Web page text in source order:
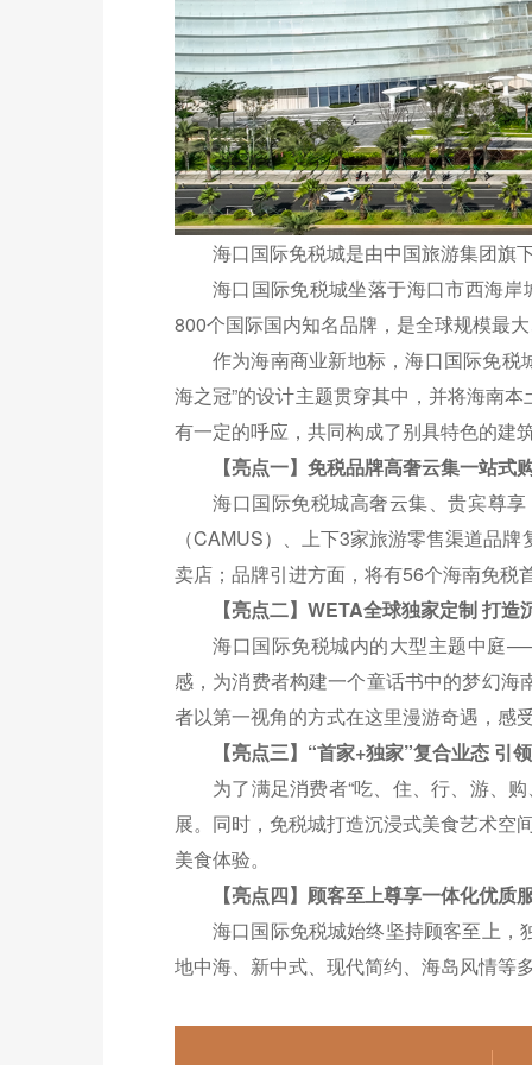
海口国际免税城是由中国旅游集团旗
海口国际免税城坐落于海口市西海
800个国际国内知名品牌，是全球规模最
作为海南商业新地标，海口国际免
海之冠”的设计主题贯穿其中，并将海南
有一定的呼应，共同构成了别具特色的建
【亮点一】免税品牌高奢云集一站式
海口国际免税城高奢云集、贵宾尊
（CAMUS）、上下3家旅游零售渠道品
卖店；品牌引进方面，将有56个海南免税
【亮点二】WETA全球独家定制 打造
海口国际免税城内的大型主题中庭
感，为消费者构建一个童话书中的梦幻
者以第一视角的方式在这里漫游奇遇，感
【亮点三】“首家+独家”复合业态 引
为了满足消费者“吃、住、行、游、
展。同时，免税城打造沉浸式美食艺术空
美食体验。
【亮点四】顾客至上尊享一体化优质
海口国际免税城始终坚持顾客至上
地中海、新中式、现代简约、海岛风情等